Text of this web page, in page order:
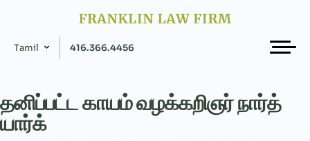
Tamil 416.366.4456
தனிப்பட்ட காயம் வழக்கறிஞர் நார்த்
யார்க்